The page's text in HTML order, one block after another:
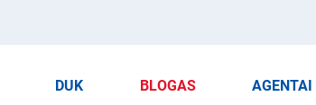
DUK BLOGAS AGENTAI